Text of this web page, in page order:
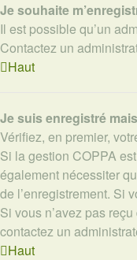
Je souhaite
Il est possible qu’un
Contactez un
Haut
Je suis enregistré
Vérifiez, en premier,
Si la gestion COPPA
également nécessiter
de l’enregistrement. Si
Si vous n’avez pas
contactez un
Haut